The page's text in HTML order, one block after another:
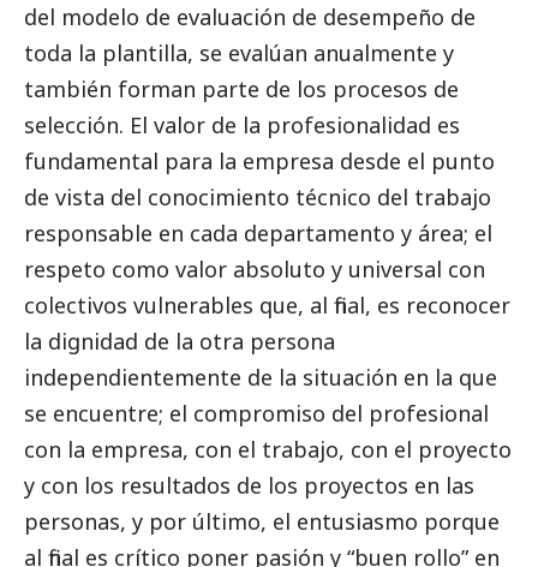
del modelo de evaluación de desempeño de
toda la plantilla, se evalúan anualmente y
también forman parte de los procesos de
selección. El valor de la profesionalidad es
fundamental para la empresa desde el punto
de vista del conocimiento técnico del trabajo
responsable en cada departamento y área; el
respeto como valor absoluto y universal con
colectivos vulnerables que, al final, es reconocer
la dignidad de la otra persona
independientemente de la situación en la que
se encuentre; el compromiso del profesional
con la empresa, con el trabajo, con el proyecto
y con los resultados de los proyectos en las
personas, y por último, el entusiasmo porque
al final es crítico poner pasión y “buen rollo” en